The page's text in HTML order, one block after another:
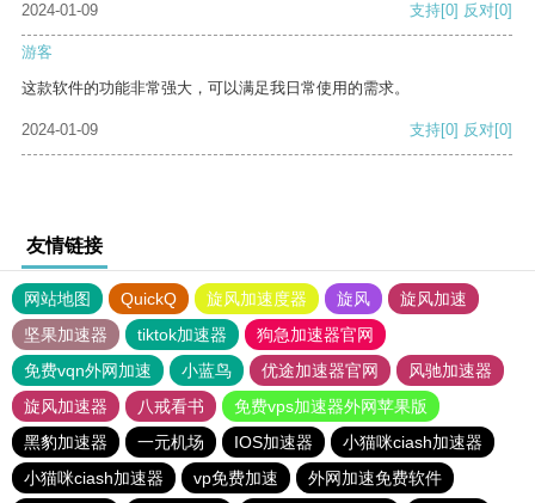
2024-01-09 支持[0] 反对[0]
游客
这款软件的功能非常强大，可以满足我日常使用的需求。
2024-01-09 支持[0] 反对[0]
友情链接
网站地图 QuickQ 旋风加速度器 旋风
旋风加速
坚果加速器
tiktok加速器
狗急加速器官网
免费vqn外网加速
小蓝鸟 优途加速器官网
风驰加速器
旋风加速器
八戒看书
免费vps加速器外网苹果版
黑豹加速器
一元机场 IOS加速器
小猫咪ciash加速器
小猫咪ciash加速器
vp免费加速
外网加速免费软件